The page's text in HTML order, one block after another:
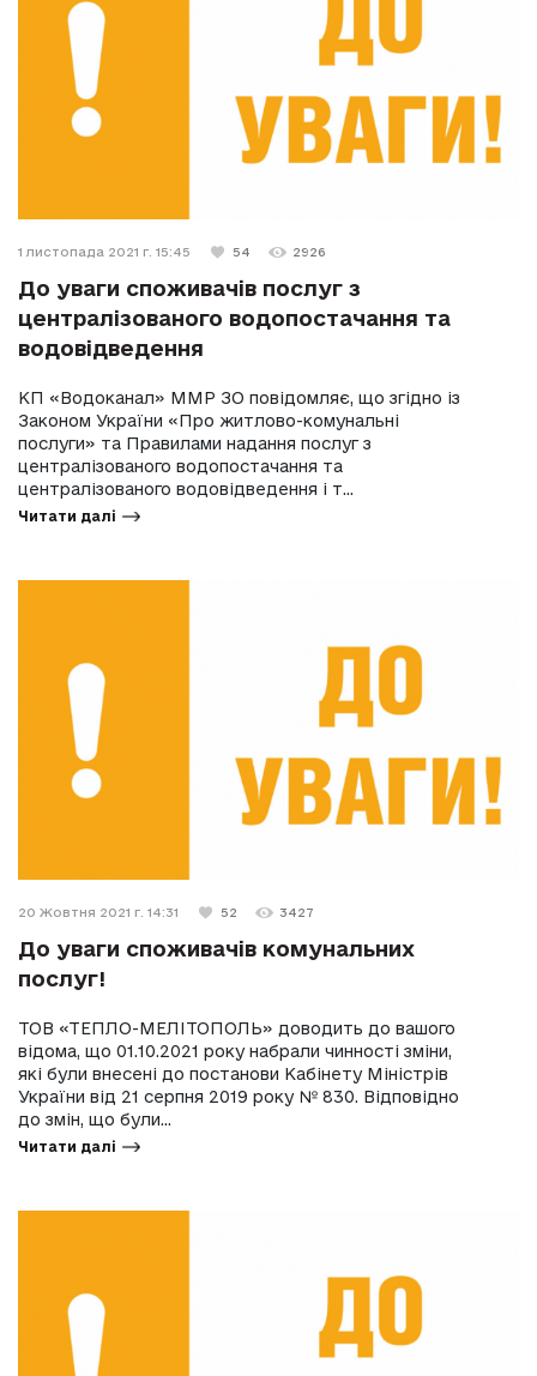
1 листопада 2021 г. 15:45 54 2926
До уваги споживачів послуг з
централізованого водопостачання та
водовідведення
КП «Водоканал» ММР ЗО повідомляє, що згідно із
Законом України «Про житлово-комунальні
послуги» та Правилами надання послуг з
централізованого водопостачання та
централізованого водовідведення і т...
Читати далі
20 Жовтня 2021 г. 14:31 52 3427
До уваги споживачів комунальних
послуг!
ТОВ «ТЕПЛО-МЕЛІТОПОЛЬ» доводить до вашого
відома, що 01.10.2021 року набрали чинності зміни,
які були внесені до постанови Кабінету Міністрів
України від 21 серпня 2019 року № 830. Відповідно
до змін, що були...
Читати далі